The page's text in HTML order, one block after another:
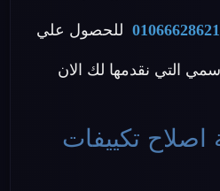
01066628621 للحصول علي
التي نقدمها لك الان
اصلاح تكييفات